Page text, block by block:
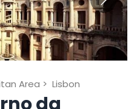
Area > Lisbon